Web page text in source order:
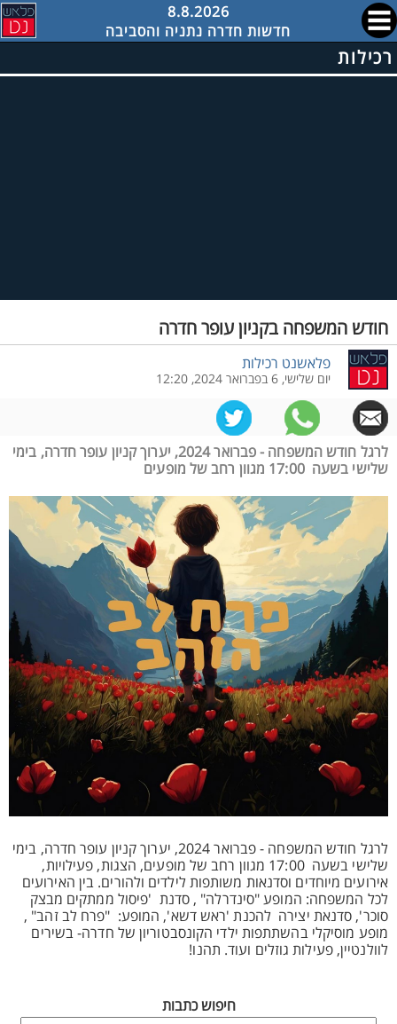
8.8.2026
חדשות חדרה נתניה והסביבה
רכילות
חודש המשפחה בקניון עופר חדרה
פלאשנט רכילות
יום שלישי, 6 בפברואר 2024, 12:20
לרגל חודש המשפחה - פברואר 2024, יערוך קניון עופר חדרה, בימי
שלישי בשעה 17:00 מגוון רחב של מופעים
לרגל חודש המשפחה - פברואר 2024, יערוך קניון עופר חדרה, בימי
שלישי בשעה 17:00 מגוון רחב של מופעים, הצגות, פעילויות,
אירועים מיוחדים וסדנאות משותפות לילדים ולהורים. בין האירועים
לכל המשפחה: המופע "סינדרלה" , סדנת 'פיסול ממתקים מבצק
סוכר', סדנאת יצירה להכנת 'ראש דשא', המופע: "פרח לב זהב" ,
מופע מוסיקלי בהשתתפות ילדי הקונסבטוריון של חדרה- בשירים
לוולנטיין, פעילות גוזלים ועוד. תהנו!
חיפוש כתבות